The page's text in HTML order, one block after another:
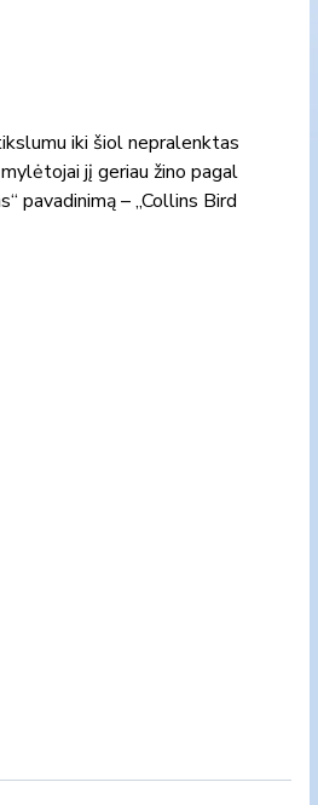
iki šiol nepralenktas
jį geriau žino pagal
pavadinimą – „Collins Bird